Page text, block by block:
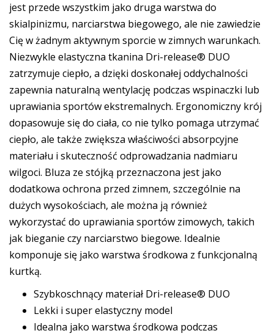
jest przede wszystkim jako druga warstwa do
skialpinizmu, narciarstwa biegowego, ale nie zawiedzie
Cię w żadnym aktywnym sporcie w zimnych warunkach.
Niezwykle elastyczna tkanina Dri-release® DUO
zatrzymuje ciepło, a dzięki doskonałej oddychalności
zapewnia naturalną wentylację podczas wspinaczki lub
uprawiania sportów ekstremalnych. Ergonomiczny krój
dopasowuje się do ciała, co nie tylko pomaga utrzymać
ciepło, ale także zwiększa właściwości absorpcyjne
materiału i skuteczność odprowadzania nadmiaru
wilgoci. Bluza ze stójką przeznaczona jest jako
dodatkowa ochrona przed zimnem, szczególnie na
dużych wysokościach, ale można ją również
wykorzystać do uprawiania sportów zimowych, takich
jak bieganie czy narciarstwo biegowe. Idealnie
komponuje się jako warstwa środkowa z funkcjonalną
kurtką.
Szybkoschnący materiał Dri-release® DUO
Lekki i super elastyczny model
Idealna jako warstwa środkowa podczas